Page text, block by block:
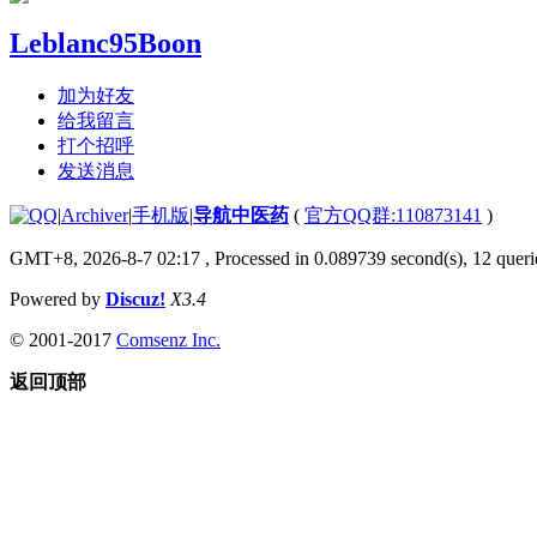
Leblanc95Boon
加为好友
给我留言
打个招呼
发送消息
|Archiver|手机版|导航中医药 ( 官方QQ群:110873141 )
GMT+8, 2026-8-7 02:17 , Processed in 0.089739 second(s), 12
Powered by Discuz! X3.4
© 2001-2017 Comsenz Inc.
返回顶部